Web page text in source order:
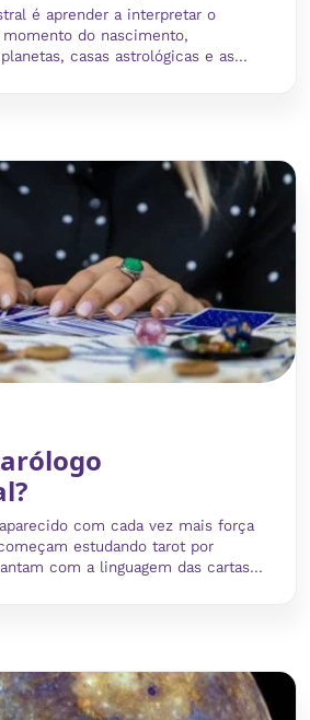
é aprender a interpretar o
do nascimento,
casas astrológicas e as...
com cada vez mais força
estudando tarot por
com a linguagem das cartas...